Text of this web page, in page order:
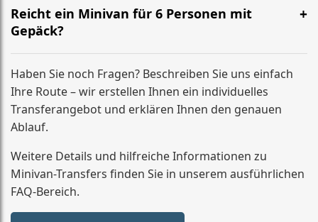
Abholzeit an. Wichtig ist, dass Sie uns Änderungen
kurz mitteilen, damit alles sauber koordiniert bleibt.
Reicht ein Minivan für 6 Personen mit
Gepäck?
Ja, unsere Minivans sind für Gruppen ausgelegt und
bieten in der Regel Platz für bis zu 6 Personen plus
mehrere große Koffer (je nach Gepäckgröße und
Sitzkonfiguration).
Haben Sie noch Fragen? Beschreiben Sie uns einfach
Ihre Route – wir erstellen Ihnen ein individuelles
Transferangebot und erklären Ihnen den genauen
Ablauf.
Weitere Details und hilfreiche Informationen zu
Minivan-Transfers finden Sie in unserem ausführlichen
FAQ-Bereich.